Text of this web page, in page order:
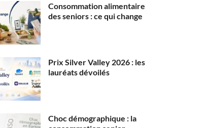
Consommation alimentaire
des seniors : ce qui change
Prix Silver Valley 2026 : les
lauréats dévoilés
Choc démographique : la